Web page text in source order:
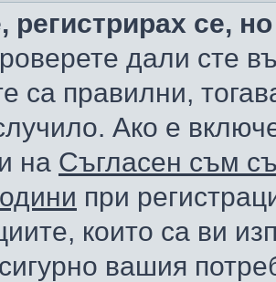
регистрирах се,
дали сте
са правилни,
Ако е
на Съгласен съм
при
които са ви
вашия